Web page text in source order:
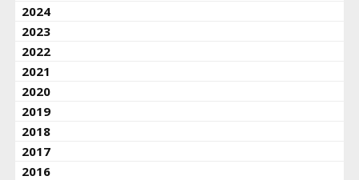
2024
2023
2022
2021
2020
2019
2018
2017
2016